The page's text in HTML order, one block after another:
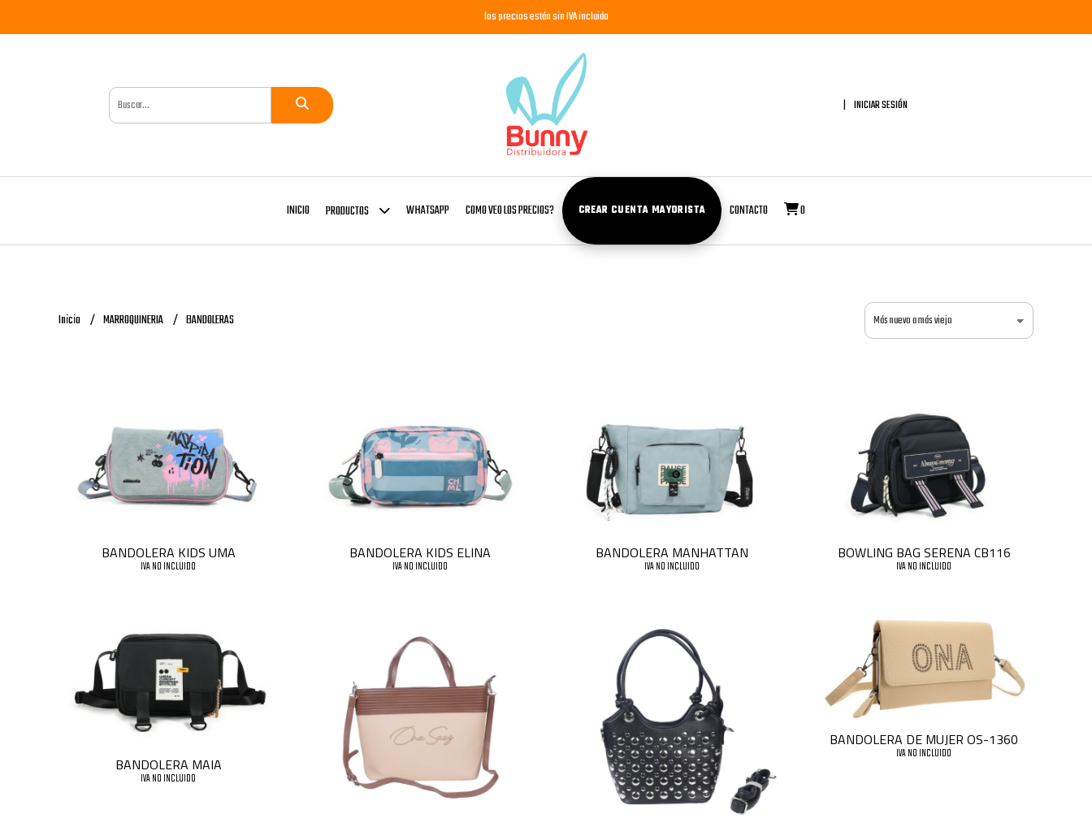
los precios están sin IVA incluido
INICIAR SESIÓN
INICIO PRODUCTOS WHATSAPP COMO VEO LOS PRECIOS? CREAR CUENTA MAYORISTA CONTACTO 0
Inicio MARROQUINERIA BANDOLERAS
BANDOLERA KIDS UMA
IVA NO INCLUIDO
BANDOLERA KIDS ELINA
IVA NO INCLUIDO
BANDOLERA MANHATTAN
IVA NO INCLUIDO
BOWLING BAG SERENA CB116
IVA NO INCLUIDO
BANDOLERA MAIA
IVA NO INCLUIDO
BANDOLERA DE MUJER OS-1360
IVA NO INCLUIDO